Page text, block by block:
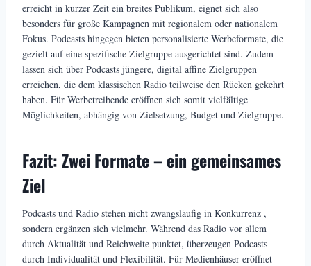
erreicht in kurzer Zeit ein breites Publikum, eignet sich also
besonders für große Kampagnen mit regionalem oder nationalem
Fokus. Podcasts hingegen bieten personalisierte Werbeformate, die
gezielt auf eine spezifische Zielgruppe ausgerichtet sind. Zudem
lassen sich über Podcasts jüngere, digital affine Zielgruppen
erreichen, die dem klassischen Radio teilweise den Rücken gekehrt
haben. Für Werbetreibende eröffnen sich somit vielfältige
Möglichkeiten, abhängig von Zielsetzung, Budget und Zielgruppe.
Fazit: Zwei Formate – ein gemeinsames
Ziel
Podcasts und Radio stehen nicht zwangsläufig in Konkurrenz ,
sondern ergänzen sich vielmehr. Während das Radio vor allem
durch Aktualität und Reichweite punktet, überzeugen Podcasts
durch Individualität und Flexibilität. Für Medienhäuser eröffnet